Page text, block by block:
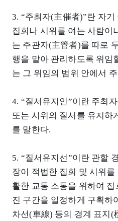
3. “주최자(主催者)”란 자
집회나 시위를 여는 사람이
는 주관자(主管者)를 따로
행을 맡아 관리하도록 위임
는 그 위임의 범위 안에서
4. “질서유지인”이란 주최
또는 시위의 질서를 유지하
를 말한다.
5. “질서유지선”이란 관할
장이 적법한 집회 및 시위
활한 교통 소통을 위하여
진 구간을 일정하게 구획하
차선(車線) 등의 경계 표지(